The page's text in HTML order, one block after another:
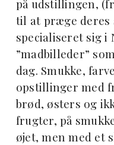
på udstillingen,
til at præge deres
specialiseret sig
”madbilleder”
dag. Smukke,
opstillinger med
brød, østers og
frugter, på
øjet, men med et